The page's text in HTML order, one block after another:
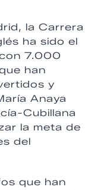
la Carrera
ha sido el
7.000
han
y
Anaya
Cubillana
la meta de
del
que han